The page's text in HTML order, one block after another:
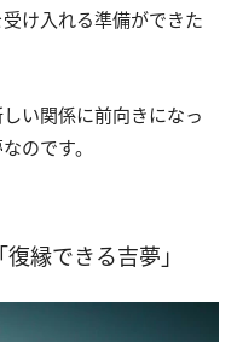
け入れる準備ができた
い関係に前向きになっ
のです。
縁できる吉夢」